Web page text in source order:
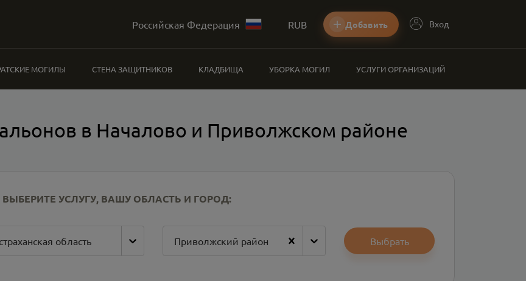
Российская Федерация RUB Добавить Вход
МОГИЛЫ СТЕНА ЗАЩИТНИКОВ КЛАДБИЩА УБОРКА МОГИЛ УСЛУГИ ОРГАНИЗАЦИЙ
в Началово и Приволжском районе
ВЫБЕРИТЕ УСЛУГУ, ВАШУ ОБЛАСТЬ И ГОРОД:
область Приволжский район Выбрать